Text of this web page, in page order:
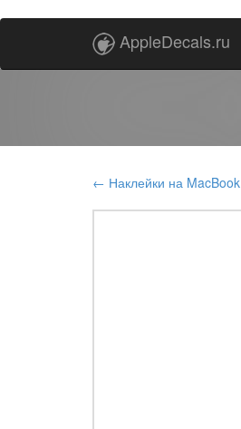
AppleDecals.ru
← Наклейки на MacBook